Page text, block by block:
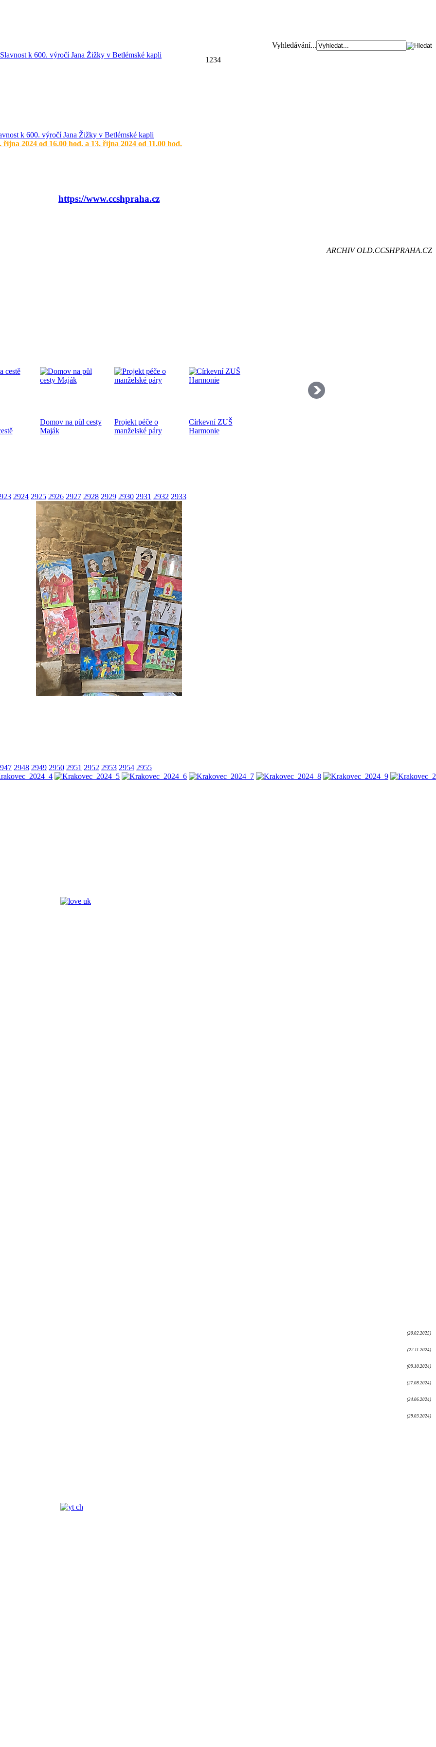
Vyhledávání...
k 600. výročí Jana Žižky v Betlémské kapli
října 2024 od 16.00 hod. a 13. října 2024 od 11.00 hod.
ke dni válečných veteránů 10.11.2024
1. sv. války a k 83. výročí úmrtí bratra Jana Opletala
1 234
https://www.ccshpraha.cz
ARCHIV OLD.CCSHPRAHA.CZ
Domov na půl cesty
Maják
Projekt péče o
manželské páry
Církevní ZUŠ
Harmonie
Nízkoprahový klub
teologických studií
Keramické kroužky
Diakonické
středisko Divizna
2924 2925 2926 2927 2928 2929 2930 2931 2932 2933
2948 2949 2950 2951 2952 2953 2954 2955
(20.02.2025)
(22.11.2024)
(09.10.2024)
(27.08.2024)
(24.06.2024)
(29.03.2024)